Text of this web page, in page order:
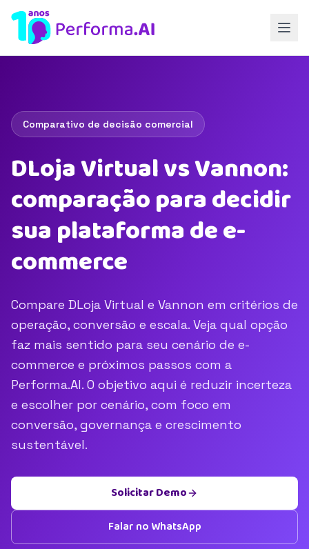
Comparativo de decisão comercial
DLoja Virtual vs Vannon:
comparação para decidir
sua plataforma de e-
commerce
Compare DLoja Virtual e Vannon em critérios de
operação, conversão e escala. Veja qual opção
faz mais sentido para seu cenário de e-
commerce e próximos passos com a
Performa.AI. O objetivo aqui é reduzir incerteza
e escolher por cenário, com foco em
conversão, governança e crescimento
sustentável.
Solicitar Demo
Falar no WhatsApp